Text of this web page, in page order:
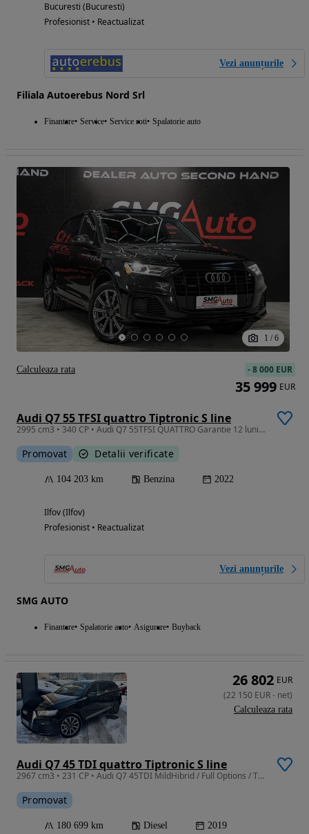
Bucuresti (Bucuresti)
Profesionist • Reactualizat
Vezi anunțurile
Filiala Autoerebus Nord Srl
Finantare Service Service roti Spalatorie auto
1 / 6
Audi Q7 55 TFSI quattro Tiptronic S line
2995 cm3 • 340 CP • Audi Q7 55TFSI QUATTRO Garantie 12 luni / Finantare Auto / Credit Auto
Promovat Detalii verificate
104 203 km Benzina 2022
Ilfov (Ilfov)
Profesionist • Reactualizat
Vezi anunțurile
SMG AUTO
Finantare Spalatorie auto Asigurare Buyback
-8 000 EUR
35 999 EUR
Calculeaza rata
Audi Q7 45 TDI quattro Tiptronic S line
2967 cm3 • 231 CP • Audi Q7 45TDI MildHibrid / Full Options / TVA deductibil / Istoric
Promovat
180 699 km Diesel 2019
26 802 EUR
(22 150 EUR- net)
Calculeaza rata